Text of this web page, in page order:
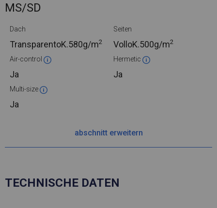
MS/SD
Dach
TransparentoK.580g/m2
Seiten
VolloK.500g/m2
Air-control
Ja
Hermetic
Ja
Multi-size
Ja
abschnitt erweitern
TECHNISCHE DATEN